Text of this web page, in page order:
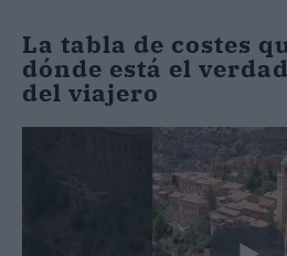
La tabla de costes
dónde está el
del viajero